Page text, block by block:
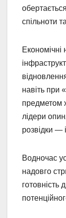
спільноти
навіть при
предметом
лідери
розвідки —
Водночас
надовго
готовність